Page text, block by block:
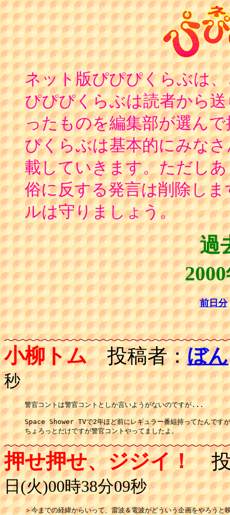
ネット版ぴぴぴくらぶは
ぴぴぴくらぶは読者から
ったものを編集部が選ん
ぴくらぶは基本的にみな
載していきます。ただし
俗に反する発言は削除し
ルは守りましょう。
過
前日分
小柳トム投稿者：ぼん
秒
警官コントは警官コントとしか言いようがないのですが...
Space Shower TVで2年ほど前にレギュラー番組持ってたんです
ちょろっとだけですが警官コントやってましたよ。
押せ押せ、ジジイ！投
日(火)00時38分09秒
＞今までの経緯からいって、雷波＆電波がどういう企画をやろうと